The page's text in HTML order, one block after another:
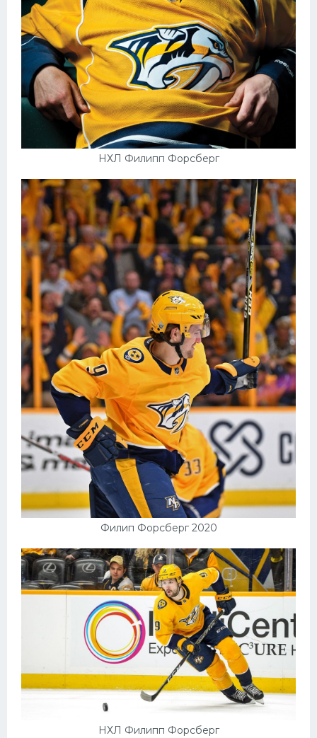
НХЛ Филипп Форсберг
Филип Форсберг 2020
НХЛ Филипп Форсберг